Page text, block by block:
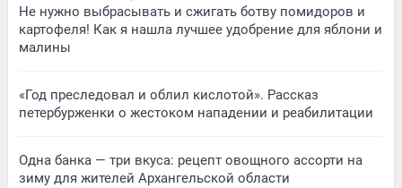
Не нужно выбрасывать и сжигать ботву помидоров и
картофеля! Как я нашла лучшее удобрение для яблони и
малины
«Год преследовал и облил кислотой». Рассказ
петербурженки о жестоком нападении и реабилитации
Одна банка — три вкуса: рецепт овощного ассорти на
зиму для жителей Архангельской области